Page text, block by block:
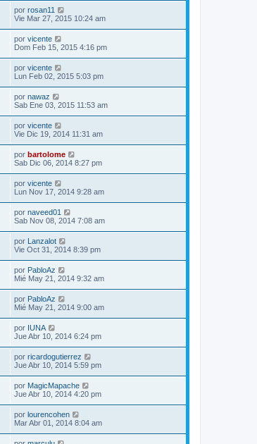
por rosan11
Vie Mar 27, 2015 10:24 am
por vicente
Dom Feb 15, 2015 4:16 pm
por vicente
Lun Feb 02, 2015 5:03 pm
por nawaz
Sab Ene 03, 2015 11:53 am
por vicente
Vie Dic 19, 2014 11:31 am
por bartolome
Sab Dic 06, 2014 8:27 pm
por vicente
Lun Nov 17, 2014 9:28 am
por naveed01
Sab Nov 08, 2014 7:08 am
por Lanzalot
Vie Oct 31, 2014 8:39 pm
por PabloAz
Mié May 21, 2014 9:32 am
por PabloAz
Mié May 21, 2014 9:00 am
por IUNA
Jue Abr 10, 2014 6:24 pm
por ricardogutierrez
Jue Abr 10, 2014 5:59 pm
por MagicMapache
Jue Abr 10, 2014 4:20 pm
por lourencohen
Mar Abr 01, 2014 8:04 am